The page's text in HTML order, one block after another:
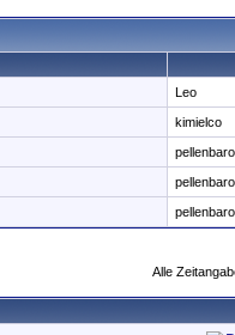
Leo
kimielco
Alle